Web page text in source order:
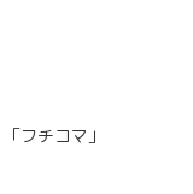
フチコマ」